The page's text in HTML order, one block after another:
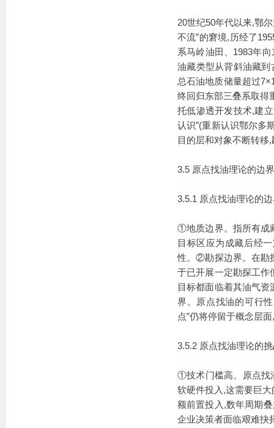
20世纪50年代以来,鄂
不流”的窘境,历经了
系马岭油田、1983年
油藏类型从背斜油藏
总石油地质储量超过
终回归东部三叠系取得
托低渗透开发技术,建
认识”(重新认识鄂尔多
目的层和对象不断转移
3.5 原点找油理论的边
3.5.1 原点找油理论的
①地质边界。指所有成
目标区应为成藏后经
性。②勘探边界。在勘
于已开展一定勘探工作
目标都面临着其油气
界。原点找油的可行
点”仍将停留于概念层
3.5.2 原点找油理论的
①技术门槛高。原点找
软硬件投入,这需要巨
额前置投入,数年周期
企业决策者面临艰难抉